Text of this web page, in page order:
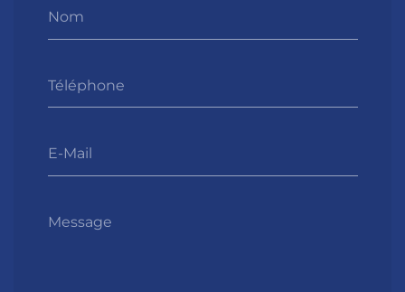
Nom
Téléphone
E-Mail
Message